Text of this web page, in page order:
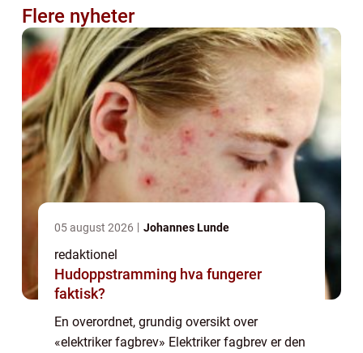
Flere nyheter
05 august 2026 Johannes Lunde
redaktionel
Hudoppstramming hva fungerer
faktisk?
En overordnet, grundig oversikt over
«elektriker fagbrev» Elektriker fagbrev er den